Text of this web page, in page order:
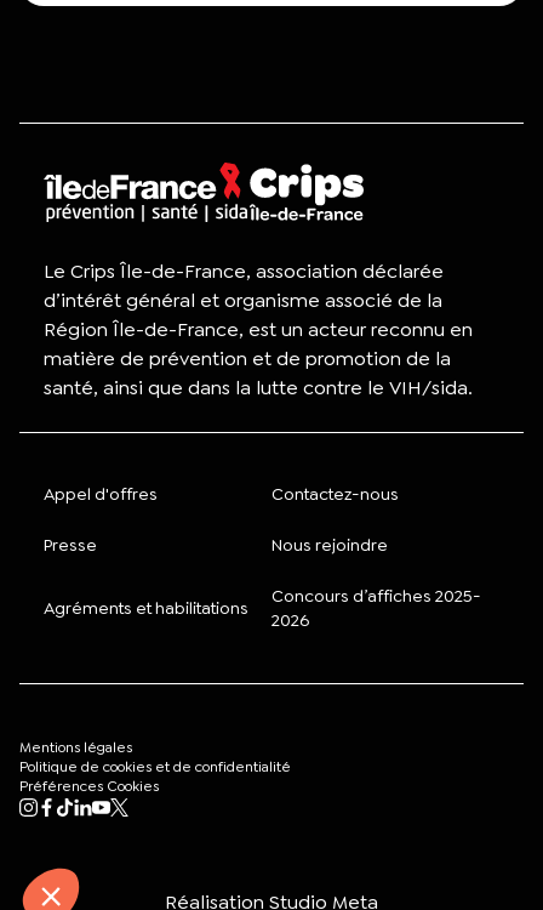
Rechercher
Le Crips Île-de-France, association déclarée
d’intérêt général et organisme associé de la
Région Île-de-France, est un acteur reconnu en
matière de prévention et de promotion de la
santé, ainsi que dans la lutte contre le VIH/sida.
Appel d'offres Contactez-nous
Presse Nous rejoindre
Agréments et habilitations
Concours d’affiches 2025-
2026
Mentions légales
Politique de cookies et de confidentialité
Préférences Cookies
Réalisation Studio Meta